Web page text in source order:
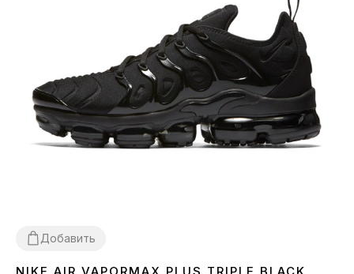
Добавить